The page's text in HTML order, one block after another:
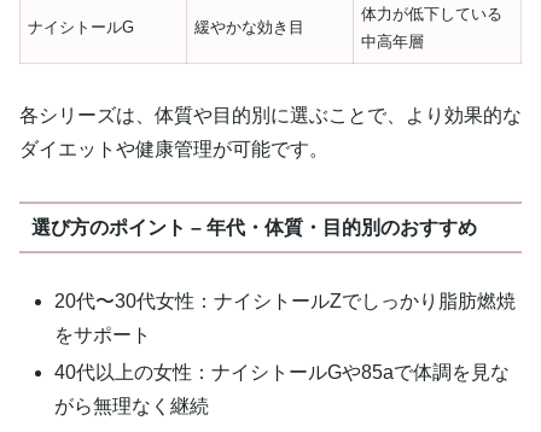
ナイシトールG 緩やかな効き目
体力が低下している
中高年層
各シリーズは、体質や目的別に選ぶことで、より効果的な
ダイエットや健康管理が可能です。
選び方のポイント – 年代・体質・目的別のおすすめ
20代〜30代女性：ナイシトールZでしっかり脂肪燃焼
をサポート
40代以上の女性：ナイシトールGや85aで体調を見な
がら無理なく継続